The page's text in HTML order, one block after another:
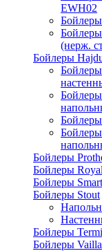
EWH02
Бойлеры
(нерж.
Бойлеры
Бойлеры
Бойлеры
Бойлеры
Бойлеры Stout
Бойлеры
Бойлеры